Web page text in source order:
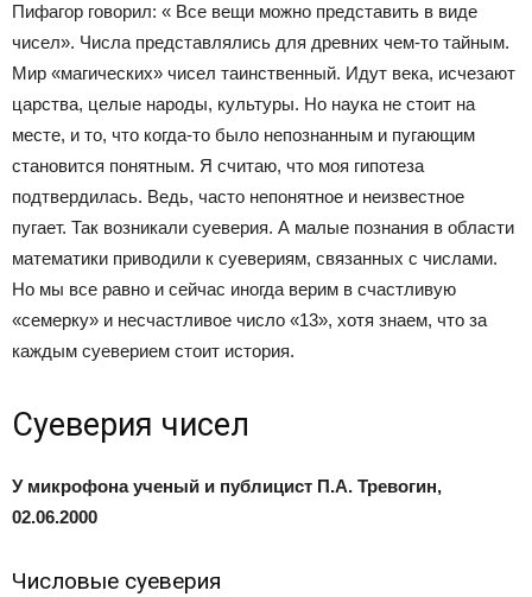
Пифагор говорил: « Все вещи можно представить в виде
чисел». Числа представлялись для древних чем-то тайным.
Мир «магических» чисел таинственный. Идут века, исчезают
царства, целые народы, культуры. Но наука не стоит на
месте, и то, что когда-то было непознанным и пугающим
становится понятным. Я считаю, что моя гипотеза
подтвердилась. Ведь, часто непонятное и неизвестное
пугает. Так возникали суеверия. А малые познания в области
математики приводили к суевериям, связанных с числами.
Но мы все равно и сейчас иногда верим в счастливую
«семерку» и несчастливое число «13», хотя знаем, что за
каждым суеверием стоит история.
Суеверия чисел
У микрофона ученый и публицист П.А. Тревогин,
02.06.2000
Числовые суеверия